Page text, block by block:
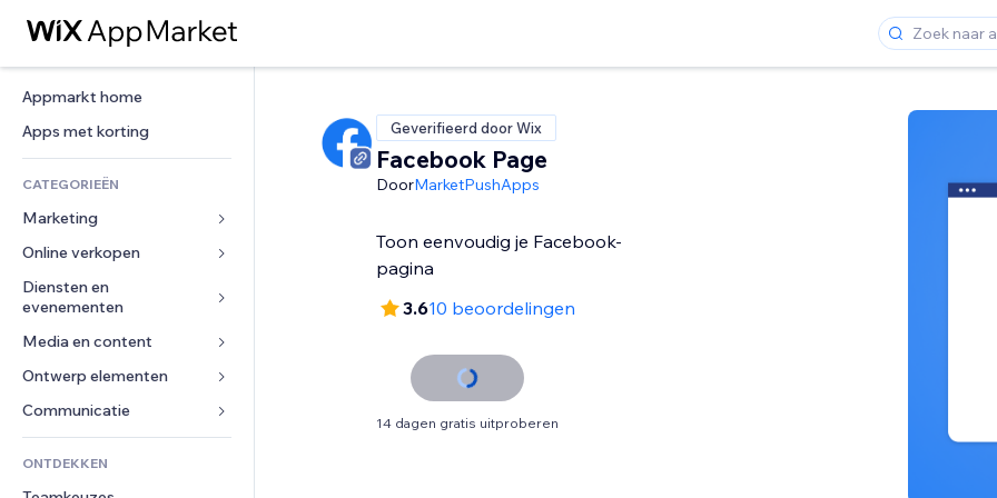
Appmarkt home
Apps met korting
CATEGORIEËN
Marketing
Advertenties
Mobiel
Analytics
Social media
SEO
Betrokkenheid
Websitevermeldingen
E-mail
Online verkopen
Apps voor webshops
Verzending en levering
Verkoopknoppen
Online cursussen
Print on demand
Boekhouding
Coupons en loyaliteit
Diensten en
evenementen
Hotels
Evenementen
Restaurants
Vastgoed
Boekingen
Media en content
Galerij
Muziek
Podcasts
Fotografie
Ontwerp elementen
Kaarten en navigatie
Privacy en beveiliging
Ontime
Formulieren
ONTDEKKEN
Geverifieerd door Wix
Facebook Page
DoorMarketPushApps
Toon eenvoudig je Facebook-
pagina
3.610 beoordelingen
14 dagen gratis uitproberen